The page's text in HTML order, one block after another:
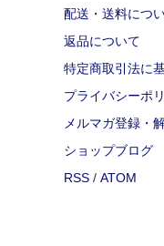
配送・送料につ
返品について
特定商取引法に
プライバシーポ
メルマガ登録・
ショップブログ
RSS / ATOM